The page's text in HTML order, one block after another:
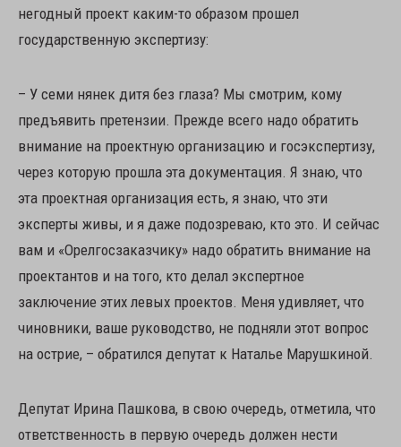
негодный проект каким-то образом прошел
государственную экспертизу:
– У семи нянек дитя без глаза? Мы смотрим, кому
предъявить претензии. Прежде всего надо обратить
внимание на проектную организацию и госэкспертизу,
через которую прошла эта документация. Я знаю, что
эта проектная организация есть, я знаю, что эти
эксперты живы, и я даже подозреваю, кто это. И сейчас
вам и «Орелгосзаказчику» надо обратить внимание на
проектантов и на того, кто делал экспертное
заключение этих левых проектов. Меня удивляет, что
чиновники, ваше руководство, не подняли этот вопрос
на острие, – обратился депутат к Наталье Марушкиной.
Депутат Ирина Пашкова, в свою очередь, отметила, что
ответственность в первую очередь должен нести